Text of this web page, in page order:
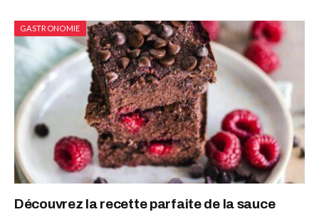
GASTRONOMIE
Découvrez la recette parfaite de la sauce